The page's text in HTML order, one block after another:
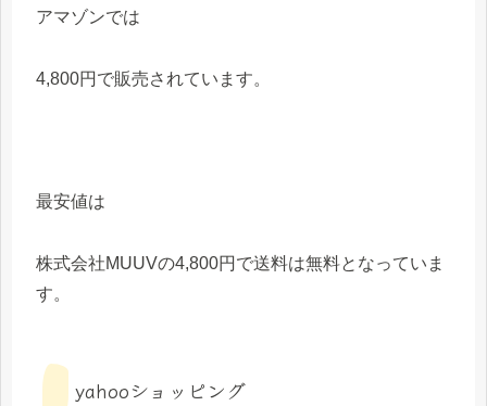
アマゾンでは
4,800円で販売されています。
最安値は
株式会社MUUVの4,800円で送料は無料となっていま
す。
yahooショッピング